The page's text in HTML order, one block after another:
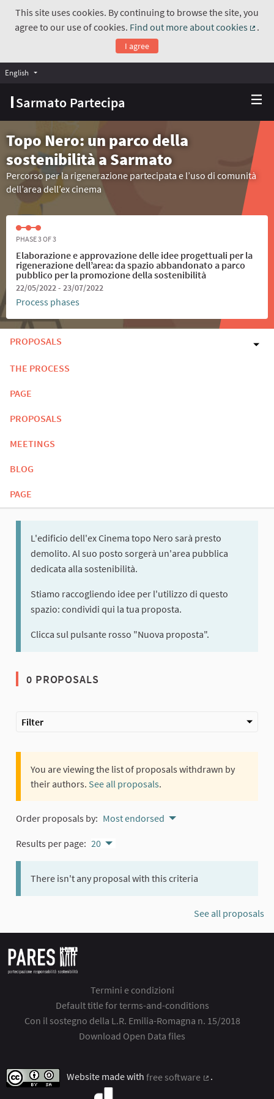
This site uses cookies. By continuing to browse the site, you
agree to our use of cookies. Find out more about cookies
.
I agree
Sarmato Partecipa
English Choose language
Topo Nero: un parco della
sostenibilità a Sarmato
Percorso per la rigenerazione partecipata e l’uso di comunità
dell’area dell’ex cinema
PHASE 3 OF 3
Elaborazione e approvazione delle idee progettuali per la
rigenerazione dell’area: da spazio abbandonato a parco
pubblico per la promozione della sostenibilità
22/05/2022 - 23/07/2022
Process phases
PROPOSALS
THE PROCESS
PAGE
PROPOSALS
MEETINGS
BLOG
PAGE
L'edificio dell'ex Cinema topo Nero sarà presto
demolito. Al suo posto sorgerà un'area pubblica
dedicata alla sostenibilità.
Stiamo raccogliendo idee per l'utilizzo di questo
spazio: condividi qui la tua proposta.
Clicca sul pulsante rosso "Nuova proposta".
0 PROPOSALS
Filter
You are viewing the list of proposals withdrawn by
their authors. See all proposals.
Order proposals by: Most endorsed
Results per page: 20
There isn't any proposal with this criteria
See all proposals
Termini e condizioni
Default title for terms-and-conditions
Con il sostegno della L.R. Emilia-Romagna n. 15/2018
Download Open Data files
Website made with free software
.